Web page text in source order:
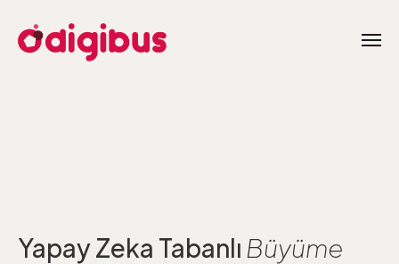
Yapay Zeka Tabanlı Büyüme